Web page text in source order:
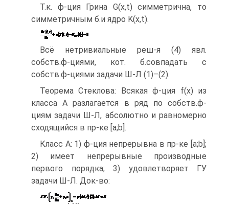
Т.к. ф-ция Грина G(x,t) симметрична, то
симметричным б.и ядро K(x,t).
Всё нетривиальные реш-я (4) явл.
собств.ф-циями, кот. б.совпадать с
собств.ф-циями задачи Ш-Л (1)–(2).
Теорема Стеклова: Всякая ф-ция f(x) из
класса А разлагается в ряд по собств.ф-
циям задачи Ш-Л, абсолютно и равномерно
сходящийся в пр-ке [a;b].
Класс А: 1) ф-ция непрерывна в пр-ке [a;b];
2) имеет непрерывные производные
первого порядка; 3) удовлетворяет ГУ
задачи Ш-Л. Док-во: